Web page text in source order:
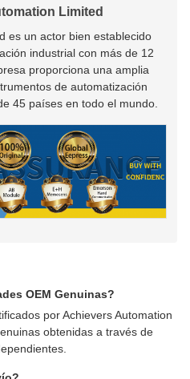
Limited
es un actor bien establecido
industrial con más de 12
proporciona una amplia
de automatización
45 países en todo el mundo.
OEM Genuinas?
por Achievers Automation
obtenidas a través de